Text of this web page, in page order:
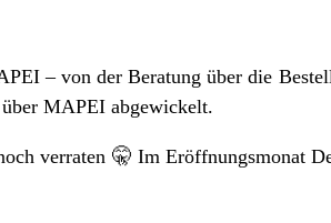
– von der Beratung über die
MAPEI abgewickelt.
verraten 🤫 Im Eröffnungsmonat